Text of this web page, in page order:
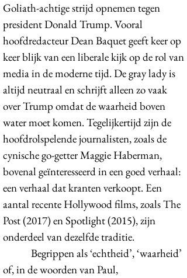
Goliath-achtige strijd opnemen tegen
president Donald Trump. Vooral
hoofdredacteur Dean Baquet geeft keer op
keer blijk van een liberale kijk op de rol van
media in de moderne tijd. De gray lady is
altijd neutraal en schrijft alleen zo vaak
over Trump omdat de waarheid boven
water moet komen. Tegelijkertijd zijn de
hoofdrolspelende journalisten, zoals de
cynische go-getter Maggie Haberman,
bovenal geïnteresseerd in een goed verhaal:
een verhaal dat kranten verkoopt. Een
aantal recente Hollywood films, zoals The
Post (2017) en Spotlight (2015), zijn
onderdeel van dezelfde traditie.
Begrippen als ‘echtheid’, ‘waarheid’
of, in de woorden van Paul,